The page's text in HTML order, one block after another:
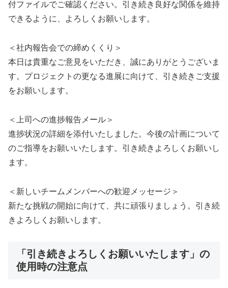
付ファイルでご確認ください。引き続き良好な関係を維持
できるように、よろしくお願いします。
＜社内報告会での締めくくり＞
本日は貴重なご意見をいただき、誠にありがとうございま
す。プロジェクトの更なる進展に向けて、引き続きご支援
をお願いします。
＜上司への進捗報告メール＞
進捗状況の詳細を添付いたしました。今後の計画について
のご指導をお願いいたします。引き続きよろしくお願いし
ます。
＜新しいチームメンバーへの歓迎メッセージ＞
新たな挑戦の開始に向けて、共に頑張りましょう。引き続
きよろしくお願いします。
「引き続きよろしくお願いいたします」の
使用時の注意点